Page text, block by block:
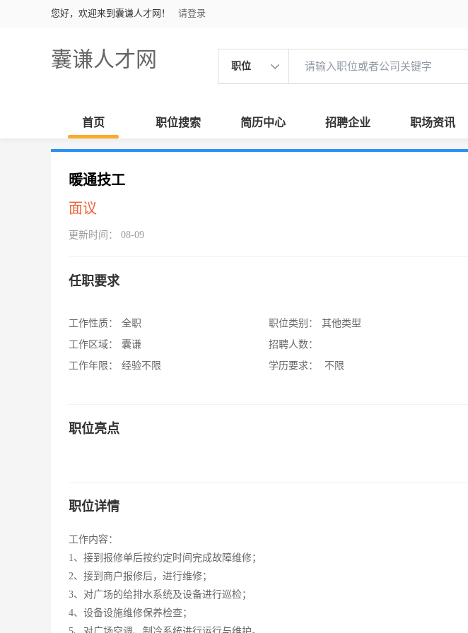
您好，欢迎来到囊谦人才网！ 请登录
囊谦人才网 职位
首页 职位搜索 简历中心 招聘企业 职场资讯
暖通技工
面议
更新时间： 08-09
任职要求
工作性质：
全职
工作区域：
囊谦
工作年限：
经验不限
职位类别：
其他类型
招聘人数：
学历要求：
不限
职位亮点
职位详情
工作内容：
1、接到报修单后按约定时间完成故障维修；
2、接到商户报修后，进行维修；
3、对广场的给排水系统及设备进行巡检；
4、设备设施维修保养检查；